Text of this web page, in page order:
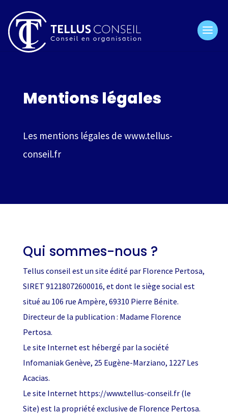
Mentions légales
Les mentions légales de www.tellus-
conseil.fr
Qui sommes-nous ?
Tellus conseil est un site édité par Florence Pertosa,
SIRET 91218072600016, et dont le siège social est
situé au 106 rue Ampère, 69310 Pierre Bénite.
Directeur de la publication : Madame Florence
Pertosa.
Le site Internet est hébergé par la société
Infomaniak Genève, 25 Eugène-Marziano, 1227 Les
Acacias.
Le site Internet https://www.tellus-conseil.fr (le
Site) est la propriété exclusive de Florence Pertosa.